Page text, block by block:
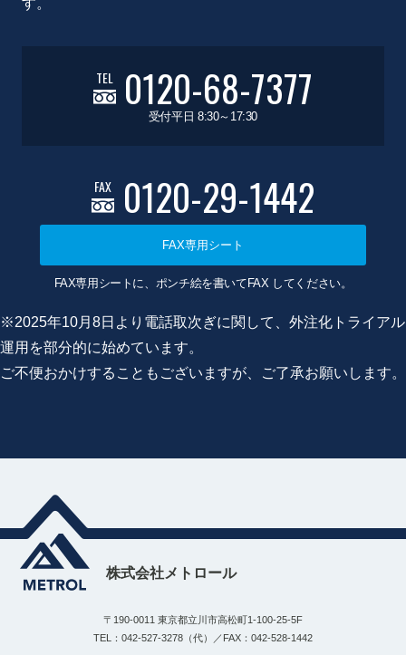
す。
TEL 0120-68-7377
受付平日 8:30～17:30
FAX 0120-29-1442
FAX専用シート
FAX専用シートに、ポンチ絵を書いてFAX してください。
※2025年10月8日より電話取次ぎに関して、外注化トライアル
運用を部分的に始めています。
ご不便おかけすることもございますが、ご了承お願いします。
株式会社メトロール
〒190-0011 東京都立川市高松町1-100-25-5F
TEL：042-527-3278（代）／FAX：042-528-1442